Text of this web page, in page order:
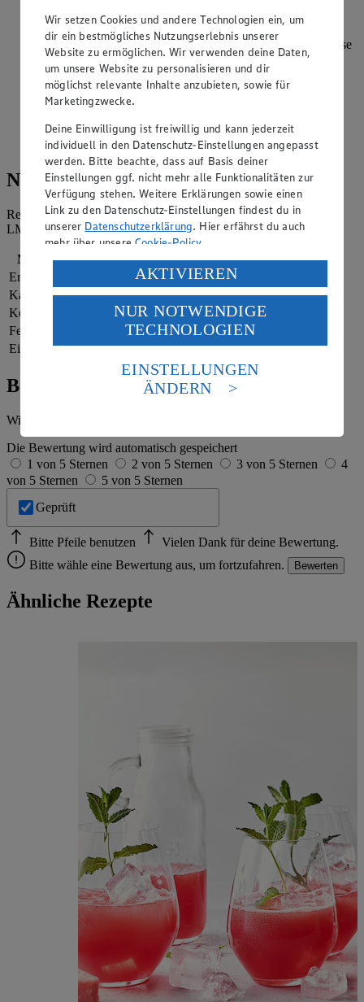
Behältnis geben und für 4 Stunden im Tiefkühler gefrieren.
Die gefrorene Melonenmasse mit einem Löffel portionsweise
in einen Standmixer geben. Energy Drink und Eiswürfel
zugeben und alles gut durchmixen, bis eine halbgefrorene
Konsistenz entsteht. Die übrige Limette heiß abspülen und
vier Scheiben abschneiden.
Wassermelonen Slush in gekühlte Gläser abfüllen und mit
einer Limettenscheibe garniert servieren.
Nährwerte
Referenzmenge für einen durchschnittlichen Erwachsenen laut
LMIV (8.400 kJ/2.000 kcal).
Nährwerte
pro Portion
Energie
582 kj (7 %)
Kalorien
139 kcal (7 %)
Kohlenhydrate
Fett
Eiweiß
1 g
Bewertung
Wie hat es dir geschmeckt?
Die Bewertung wird automatisch gespeichert
1 von 5 Sternen
2 von 5 Sternen 3 von 5 Sternen
4
von 5 Sternen
5 von 5 Sternen
Geprüft
Bitte Pfeile benutzen
Vielen Dank für deine Bewertung.
Bitte wähle eine Bewertung aus, um fortzufahren.
Bewerten
Ähnliche Rezepte
Wir setzen Cookies und andere Technologien ein, um
dir ein bestmögliches Nutzungserlebnis unserer
Website zu ermöglichen. Wir verwenden deine Daten,
um unsere Website zu personalisieren und dir
möglichst relevante Inhalte anzubieten, sowie für
Marketingzwecke.
Deine Einwilligung ist freiwillig und kann jederzeit
individuell in den Datenschutz-Einstellungen angepasst
werden. Bitte beachte, dass auf Basis deiner
Einstellungen ggf. nicht mehr alle Funktionalitäten zur
Verfügung stehen. Weitere Erklärungen sowie einen
Link zu den Datenschutz-Einstellungen findest du in
unserer Datenschutzerklärung. Hier erfährst du auch
mehr über unsereCookie-Policy.
Verarbeitung deiner personenbezogenen Daten in den
USA durch Facebook und YouTube:
Wenn du auf „Aktivieren“ klickst, willigst du im Sinne
des Art. 49 Abs. 1 Satz 1 lit. a) DSGVO ein, dass deine
Daten in den USA verarbeitet werden. Der EuGH sieht
die USA als Land mit einem nach europäischen
Standards nicht angemessenen Datenschutzniveau an.
Es besteht das Risiko eines Zugriffs durch US-
Informationen zum Herausgeber der Seite findest du
imImpressum
AKTIVIEREN
NUR NOTWENDIGE
TECHNOLOGIEN
EINSTELLUNGEN
ÄNDERN